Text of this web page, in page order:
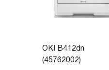
OKI B412dn
(45762002)